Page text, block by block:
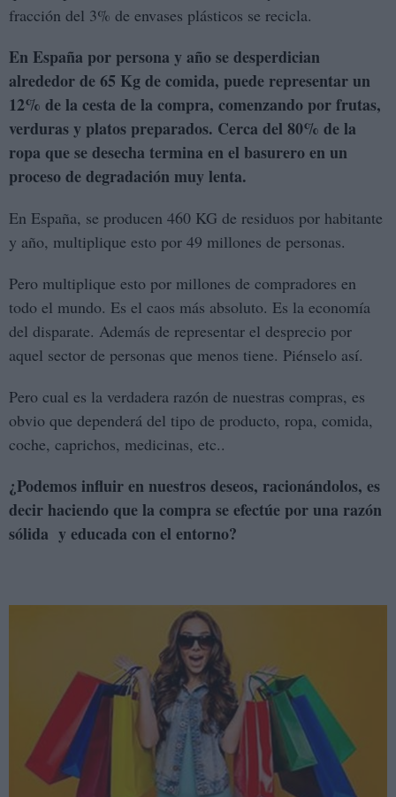
fracción del 3% de envases plásticos se recicla.
En España por persona y año se desperdician
alrededor de 65 Kg de comida, puede representar un
12% de la cesta de la compra, comenzando por frutas,
verduras y platos preparados. Cerca del 80% de la
ropa que se desecha termina en el basurero en un
proceso de degradación muy lenta.
En España, se producen 460 KG de residuos por habitante
y año, multiplique esto por 49 millones de personas.
Pero multiplique esto por millones de compradores en
todo el mundo. Es el caos más absoluto. Es la economía
del disparate. Además de representar el desprecio por
aquel sector de personas que menos tiene. Piénselo así.
Pero cual es la verdadera razón de nuestras compras, es
obvio que dependerá del tipo de producto, ropa, comida,
coche, caprichos, medicinas, etc..
¿Podemos influir en nuestros deseos, racionándolos, es
decir haciendo que la compra se efectúe por una razón
sólida y educada con el entorno?